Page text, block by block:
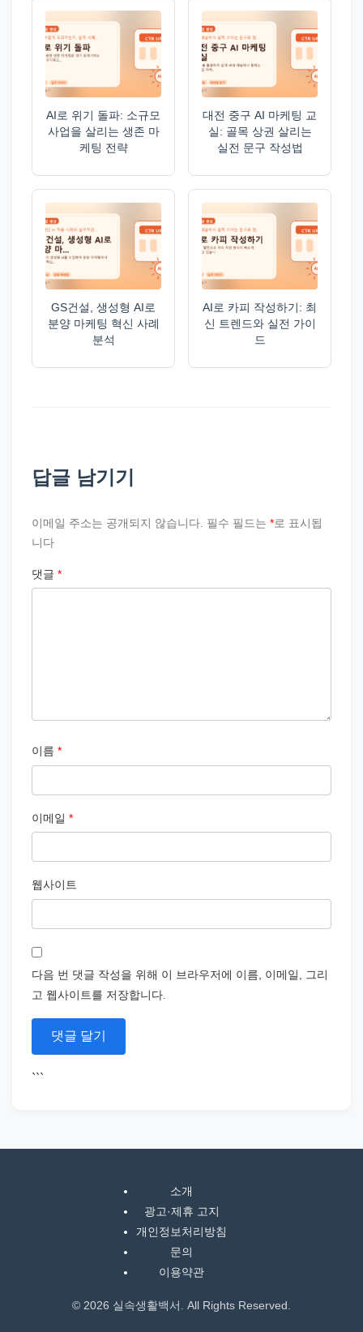
AI로 위기 돌파: 소규모
사업을 살리는 생존 마
케팅 전략
대전 중구 AI 마케팅 교
실: 골목 상권 살리는
실전 문구 작성법
GS건설, 생성형 AI로
분양 마케팅 혁신 사례
분석
AI로 카피 작성하기: 최
신 트렌드와 실전 가이
드
답글 남기기
이메일 주소는 공개되지 않습니다. 필수 필드는 *로 표시됩
니다
댓글 *
이름 *
이메일 *
웹사이트
다음 번 댓글 작성을 위해 이 브라우저에 이름, 이메일, 그리
고 웹사이트를 저장합니다.
```
소개
광고·제휴 고지
개인정보처리방침
문의
이용약관
© 2026 실속생활백서. All Rights Reserved.